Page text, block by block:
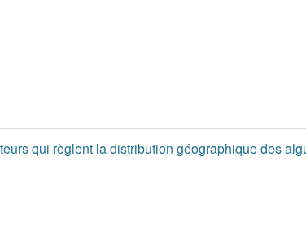
qui règlent la distribution géographique des